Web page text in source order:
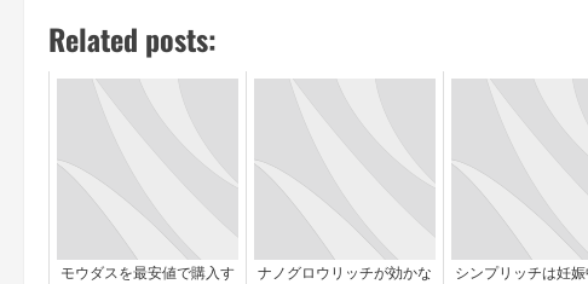
Related posts:
モウダスを最安値で購入す
ナノグロウリッチが効かな
シンプリッチは妊娠